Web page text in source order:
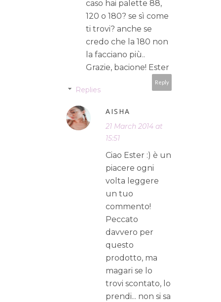
caso hai palette 88,
120 o 180? se sì come
ti trovi? anche se
credo che la 180 non
la facciano più..
Grazie, bacione! Ester
Reply
Replies
AISHA
21 March 2014 at
15:51
Ciao Ester :) è un
piacere ogni
volta leggere
un tuo
commento!
Peccato
davvero per
questo
prodotto, ma
magari se lo
trovi scontato, lo
prendi... non si sa